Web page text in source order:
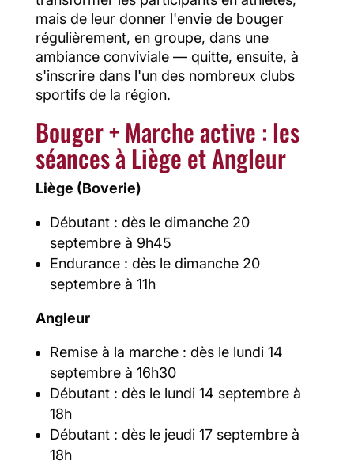
mais de leur donner l'envie de bouger
régulièrement, en groupe, dans une
ambiance conviviale — quitte, ensuite, à
s'inscrire dans l'un des nombreux clubs
sportifs de la région.
Bouger + Marche active : les
séances à Liège et Angleur
Liège (Boverie)
Débutant : dès le dimanche 20
septembre à 9h45
Endurance : dès le dimanche 20
septembre à 11h
Angleur
Remise à la marche : dès le lundi 14
septembre à 16h30
Débutant : dès le lundi 14 septembre à
18h
Débutant : dès le jeudi 17 septembre à
18h